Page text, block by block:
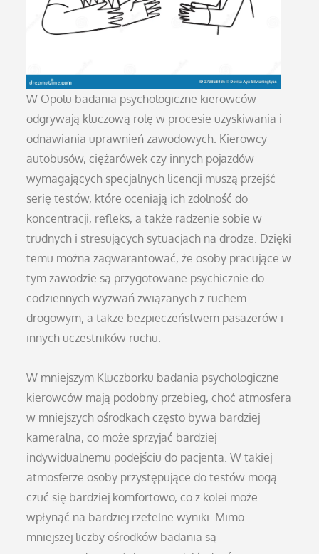
W Opolu badania psychologiczne kierowców
odgrywają kluczową rolę w procesie uzyskiwania i
odnawiania uprawnień zawodowych. Kierowcy
autobusów, ciężarówek czy innych pojazdów
wymagających specjalnych licencji muszą przejść
serię testów, które oceniają ich zdolność do
koncentracji, refleks, a także radzenie sobie w
trudnych i stresujących sytuacjach na drodze. Dzięki
temu można zagwarantować, że osoby pracujące w
tym zawodzie są przygotowane psychicznie do
codziennych wyzwań związanych z ruchem
drogowym, a także bezpieczeństwem pasażerów i
innych uczestników ruchu.
W mniejszym Kluczborku badania psychologiczne
kierowców mają podobny przebieg, choć atmosfera
w mniejszych ośrodkach często bywa bardziej
kameralna, co może sprzyjać bardziej
indywidualnemu podejściu do pacjenta. W takiej
atmosferze osoby przystępujące do testów mogą
czuć się bardziej komfortowo, co z kolei może
wpłynąć na bardziej rzetelne wyniki. Mimo
mniejszej liczby ośrodków badania są